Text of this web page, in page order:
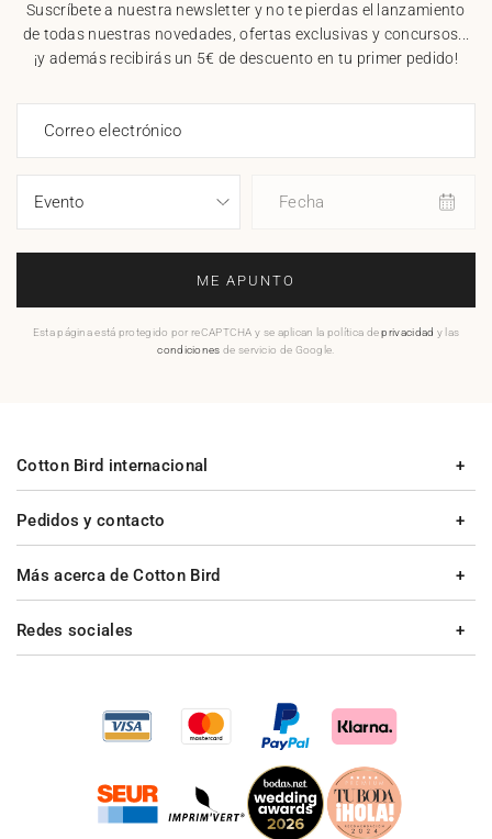
Suscríbete a nuestra newsletter y no te pierdas el lanzamiento
de todas nuestras novedades, ofertas exclusivas y concursos...
¡y además recibirás un 5€ de descuento en tu primer pedido!
Correo electrónico
Fecha
ME APUNTO
Esta página está protegido por reCAPTCHA y se aplican la política deprivacidad y las
condiciones de servicio de Google.
Pedidos y contacto
Más acerca de Cotton Bird
Cotton Bird internacional
Redes sociales